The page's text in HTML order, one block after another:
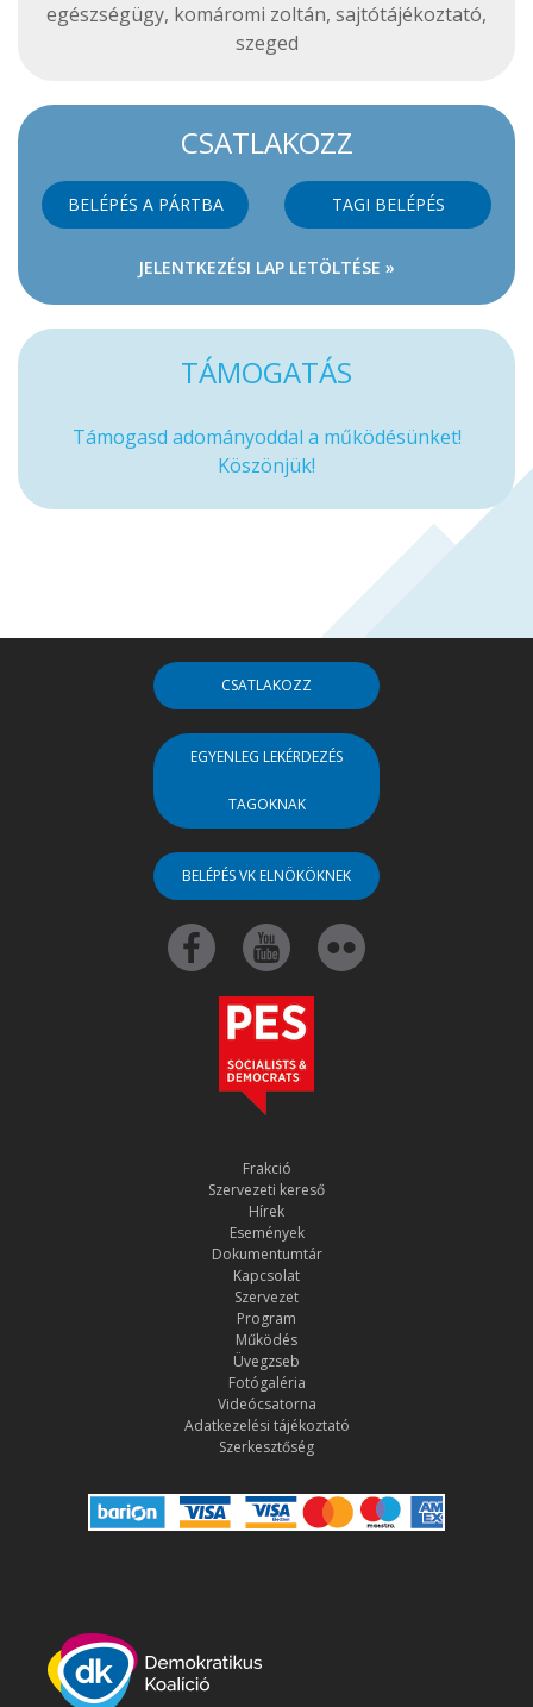
egészségügy, komáromi zoltán, sajtótájékoztató,
szeged
CSATLAKOZZ
BELÉPÉS A PÁRTBA TAGI BELÉPÉS
JELENTKEZÉSI LAP LETÖLTÉSE »
TÁMOGATÁS
Támogasd adományoddal a működésünket!
Köszönjük!
CSATLAKOZZ
EGYENLEG LEKÉRDEZÉS
TAGOKNAK
BELÉPÉS VK ELNÖKÖKNEK
Frakció
Szervezeti kereső
Hírek
Események
Dokumentumtár
Kapcsolat
Szervezet
Program
Működés
Üvegzseb
Fotógaléria
Videócsatorna
Adatkezelési tájékoztató
Szerkesztőség